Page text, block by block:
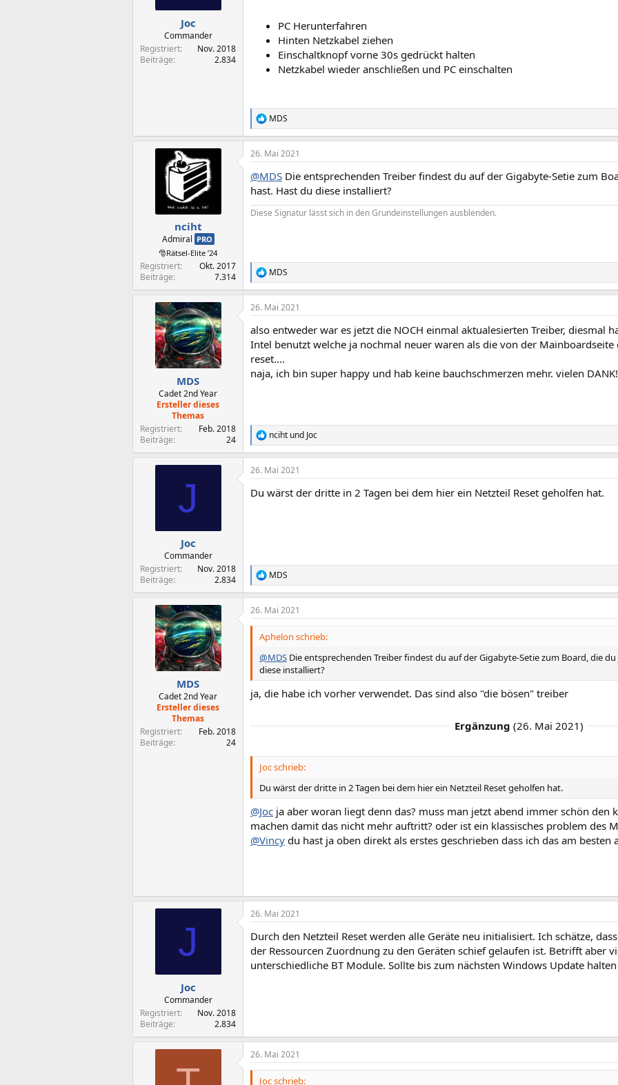
Joc
Commander
Registriert
Nov. 2018
Beiträge
2.834
PC Herunterfahren
Hinten Netzkabel ziehen
Einschaltknopf vorne 30s gedrückt halten
Netzkabel wieder anschließen und PC einschalten
R
e
a
k
i
o
e
MDS
nciht
Admiral PRO
🎅Rätsel-Elite ’24
Registriert
Okt. 2017
Beiträge
7.314
26. Mai 2021
@MDS Die entsprechenden Treiber findest du auf der Gigabyte-Setie zum
hast. Hast du diese installiert?
Diese Signatur lässt sich in den Grundeinstellungen ausblenden.
R
e
a
k
i
o
e
n
MDS
MDS
Cadet 2nd Year
Ersteller dieses
Themas
Registriert
Feb. 2018
Beiträge
24
26. Mai 2021
also entweder war es jetzt die NOCH einmal aktualesierten Treiber, diesmal
Intel benutzt welche ja nochmal neuer waren als die von der
reset....
naja, ich bin super happy und hab keine bauchschmerzen mehr. vielen
R
e
a
k
i
nciht und Joc
J
Joc
Commander
Registriert
Nov. 2018
Beiträge
2.834
26. Mai 2021
Du wärst der dritte in 2 Tagen bei dem hier ein Netzteil Reset geholfen hat.
R
e
a
k
t
n
e
n
:
MDS
MDS
Cadet 2nd Year
Ersteller dieses
Themas
Registriert
Feb. 2018
Beiträge
24
26. Mai 2021
Aphelon schrieb:
@MDS Die entsprechenden Treiber findest du auf der Gigabyte-Setie zum Board, die
diese installiert?
ja, die habe ich vorher verwendet. Das sind also "die bösen" treiber
Ergänzung (26. Mai 2021)
Joc schrieb:
Du wärst der dritte in 2 Tagen bei dem hier ein Netzteil Reset geholfen hat.
@Joc ja aber woran liegt denn das? muss man jetzt abend immer schön den
machen damit das nicht mehr auftritt? oder ist ein klassisches problem des
@Vincy du hast ja oben direkt als erstes geschrieben dass ich das am besten
J
Joc
Commander
Registriert
Nov. 2018
Beiträge
2.834
26. Mai 2021
Durch den Netzteil Reset werden alle Geräte neu initialisiert. Ich schätze,
der Ressourcen Zuordnung zu den Geräten schief gelaufen ist. Betrifft aber
unterschiedliche BT Module. Sollte bis zum nächsten Windows Update
26. Mai 2021
Joc schrieb: